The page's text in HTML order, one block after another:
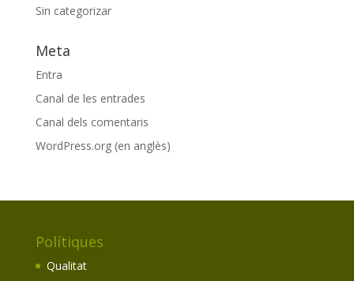
Sin categorizar
Meta
Entra
Canal de les entrades
Canal dels comentaris
WordPress.org (en anglès)
Polítiques
Qualitat